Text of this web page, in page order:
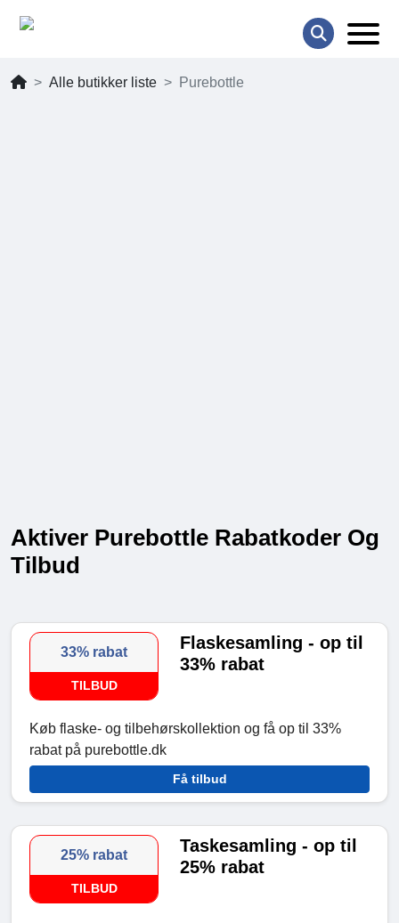
Alle butikker liste Purebottle
Aktiver Purebottle Rabatkoder Og
Tilbud
33% rabat
TILBUD
Flaskesamling - op til
33% rabat
Køb flaske- og tilbehørskollektion og få op til 33%
rabat på purebottle.dk
Få tilbud
25% rabat
TILBUD
Taskesamling - op til
25% rabat